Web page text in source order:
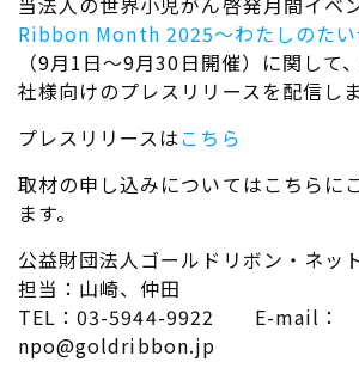
Ribbon Month 2025～わたしのたい
（9月1日～9月30日開催）に関して
社様向けのプレスリリースを配信しま
プレスリリースはこちら
取材の申し込みについてはこちらに
ます。
公益財団法人ゴールドリボン・ネッ
担当：山崎、仲田
TEL：03-5944-9922 E-mail：
npo@goldribbon.jp